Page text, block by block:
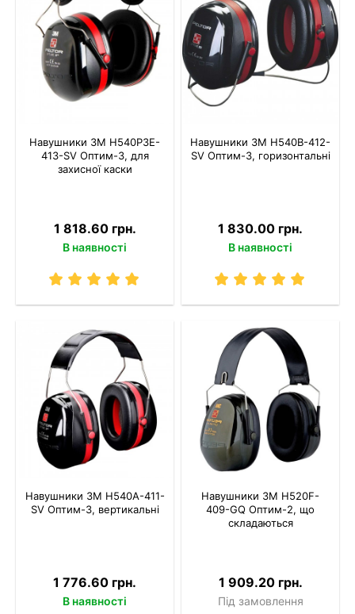
Навушники 3M H540P3E-
413-SV Оптим-3, для
захисної каски
1 818.60 грн.
В наявності
Навушники 3M H540B-412-
SV Оптим-3, горизонтальні
1 830.00 грн.
В наявності
Навушники 3M H540A-411-
SV Оптим-3, вертикальні
1 776.60 грн.
В наявності
Навушники 3M H520F-
409-GQ Оптим-2, що
складаються
1 909.20 грн.
Під замовлення